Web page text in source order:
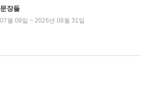
장들
월 08일 ~ 2026년 08월 31일